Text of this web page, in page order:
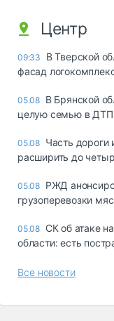
Центр
09:33
В Тверской
фасад
05.08 В Брянской
целую семью в ДТП
05.08 Часть дороги
расширить до
05.08 РЖД
грузоперевозки
05.08 СК об атаке
области: есть
Все новости